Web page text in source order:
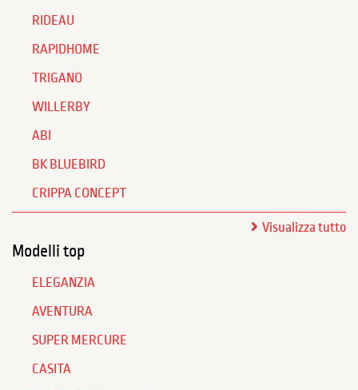
RIDEAU
RAPIDHOME
TRIGANO
WILLERBY
ABI
BK BLUEBIRD
CRIPPA CONCEPT
Visualizza tutto
Modelli top
ELEGANZIA
AVENTURA
SUPER MERCURE
CASITA